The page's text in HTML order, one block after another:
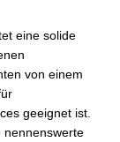
eine solide
von einem
geeignet ist.
nennenswerte